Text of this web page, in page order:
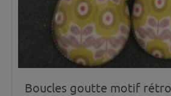
Boucles goutte motif